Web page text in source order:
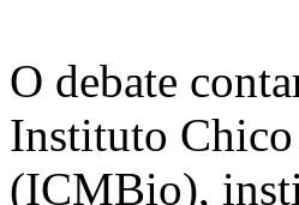
O debate
Instituto Chico
(ICMBio),